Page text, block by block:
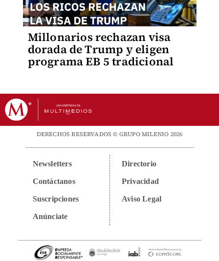
Millonarios rechazan visa
dorada de Trump y eligen
programa EB 5 tradicional
DERECHOS RESERVADOS © GRUPO MILENIO 2026
Newsletters
Contáctanos
Suscripciones
Anúnciate
Directorio
Privacidad
Aviso Legal